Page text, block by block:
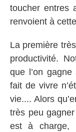
toucher entres
renvoient à
La première
productivité.
que l’on
fait de vivre
vie.... Alors
très peu
est à charge,